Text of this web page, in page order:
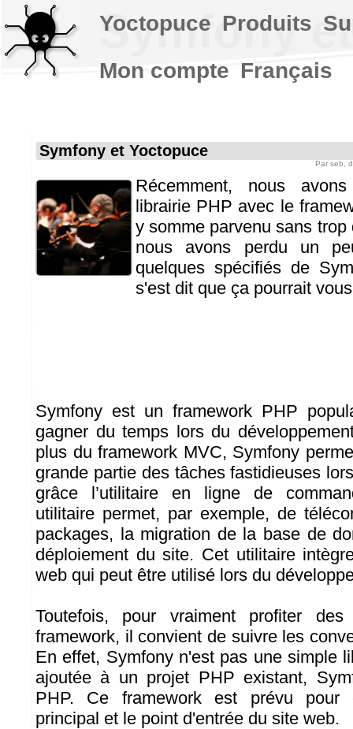
Symfony
Symfony et Yoctopuce
Par seb ,
Récemment, nous
librairie PHP avec le
y somme parvenu sans
nous avons perdu un
quelques spécifiés de
s'est dit que ça pourrait
Symfony est un framework PHP
gagner du temps lors du
plus du framework MVC, Symfony
grande partie des tâches fastidieuses
grâce l’utilitaire en ligne de
utilitaire permet, par exemple, de
packages, la migration de la base de
déploiement du site. Cet utilitaire
web qui peut être utilisé lors du
Toutefois, pour vraiment profiter
framework, il convient de suivre les
En effet, Symfony n'est pas une simple
ajoutée à un projet PHP existant,
PHP. Ce framework est prévu pour
principal et le point d'entrée du site web.
Yoctopuce Produits
Mon compte Français